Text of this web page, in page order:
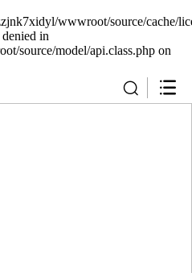
wwwroot/source/cache/
in
source/model/api.class.php on